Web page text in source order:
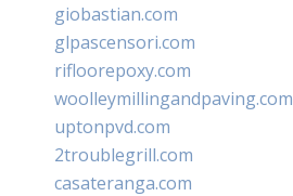
giobastian.com
glpascensori.com
rifloorepoxy.com
woolleymillingandpaving.com
uptonpvd.com
2troublegrill.com
casateranga.com